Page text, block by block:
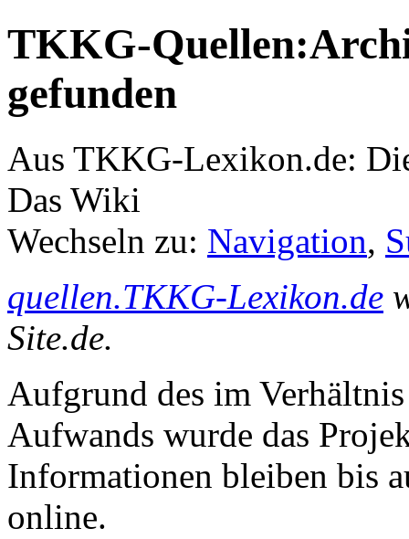
TKKG-
gefunden
Aus TKKG-Lexikon.de:
Das Wiki
Wechseln zu: Navigation,
quellen.TKKG-Lexikon.de
Site.de.
Aufgrund des im
Aufwands wurde das
Informationen bleiben bis
online.